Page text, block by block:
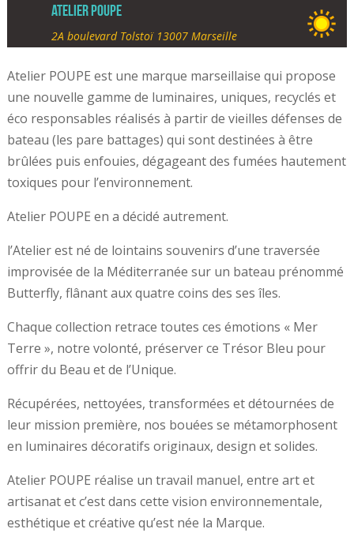
ATELIER POUPE
2A boulevard Tolstoï 13007 Marseille
Atelier POUPE est une marque marseillaise qui propose
une nouvelle gamme de luminaires, uniques, recyclés et
éco responsables réalisés à partir de vieilles défenses de
bateau (les pare battages) qui sont destinées à être
brûlées puis enfouies, dégageant des fumées hautement
toxiques pour l’environnement.
Atelier POUPE en a décidé autrement.
l’Atelier est né de lointains souvenirs d’une traversée
improvisée de la Méditerranée sur un bateau prénommé
Butterfly, flânant aux quatre coins des ses îles.
Chaque collection retrace toutes ces émotions « Mer
Terre », notre volonté, préserver ce Trésor Bleu pour
offrir du Beau et de l’Unique.
Récupérées, nettoyées, transformées et détournées de
leur mission première, nos bouées se métamorphosent
en luminaires décoratifs originaux, design et solides.
Atelier POUPE réalise un travail manuel, entre art et
artisanat et c’est dans cette vision environnementale,
esthétique et créative qu’est née la Marque.